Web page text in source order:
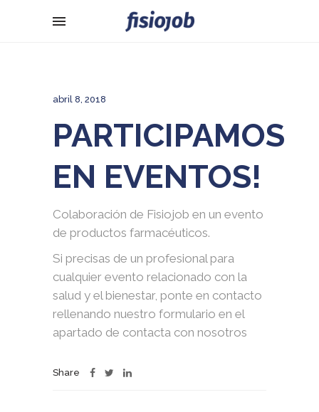
abril 8, 2018
PARTICIPAMOS
EN EVENTOS!
Colaboración de Fisiojob en un evento
de productos farmacéuticos.
Si precisas de un profesional para
cualquier evento relacionado con la
salud y el bienestar, ponte en contacto
rellenando nuestro formulario en el
apartado de contacta con nosotros
Share